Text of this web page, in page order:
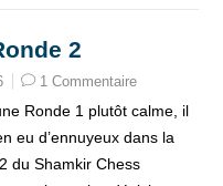
2
1 Commentaire
Ronde 1 plutôt calme, il
eu d’ennuyeux dans la
du Shamkir Chess